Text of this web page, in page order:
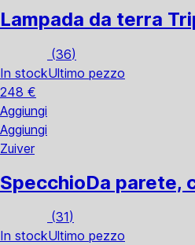
Lampada da terra
(36)
In stockUltimo pezzo
248 €
Aggiungi
Aggiungi
Zuiver
SpecchioDa parete,
(31)
In stockUltimo pezzo